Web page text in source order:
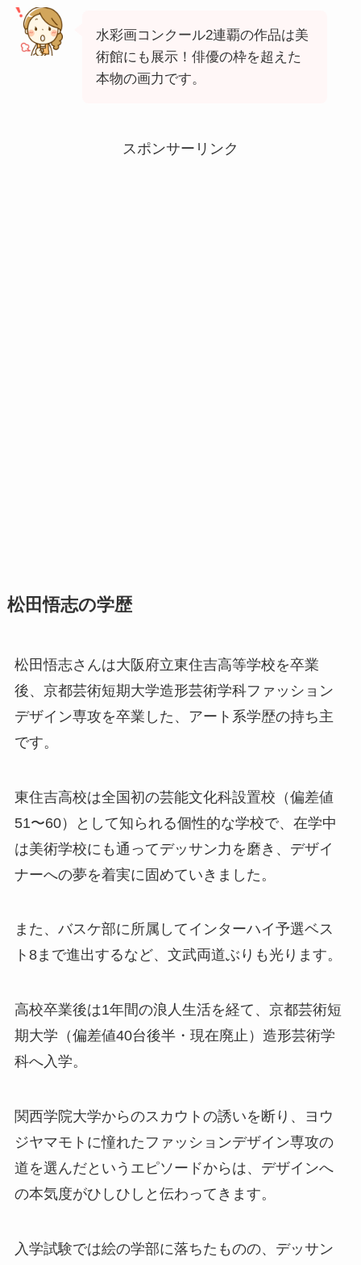
水彩画コンクール2連覇の作品は美
術館にも展示！俳優の枠を超えた
本物の画力です。
スポンサーリンク
松田悟志の学歴
松田悟志さんは大阪府立東住吉高等学校を卒業
後、京都芸術短期大学造形芸術学科ファッション
デザイン専攻を卒業した、アート系学歴の持ち主
です。
東住吉高校は全国初の芸能文化科設置校（偏差値
51〜60）として知られる個性的な学校で、在学中
は美術学校にも通ってデッサン力を磨き、デザイ
ナーへの夢を着実に固めていきました。
また、バスケ部に所属してインターハイ予選ベス
ト8まで進出するなど、文武両道ぶりも光ります。
高校卒業後は1年間の浪人生活を経て、京都芸術短
期大学（偏差値40台後半・現在廃止）造形芸術学
科へ入学。
関西学院大学からのスカウトの誘いを断り、ヨウ
ジヤマモトに憧れたファッションデザイン専攻の
道を選んだというエピソードからは、デザインへ
の本気度がひしひしと伝わってきます。
入学試験では絵の学部に落ちたものの、デッサン